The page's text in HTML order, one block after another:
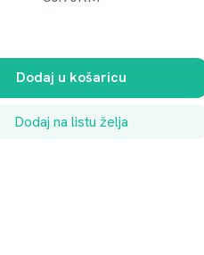
Dodaj u košaricu
Dodaj na listu želja